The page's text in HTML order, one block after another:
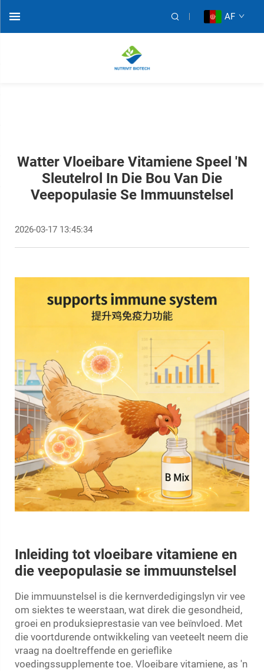
AF
Watter Vloeibare Vitamiene Speel 'n
Sleutelrol In Die Bou Van Die
Veepopulasie Se Immuunstelsel
2026-03-17 13:45:34
Inleiding tot vloeibare vitamiene en
die veepopulasie se immuunstelsel
Die immuunstelsel is die kernverdedigingslyn vir vee
om siektes te weerstaan, wat direk die gesondheid,
groei en produksieprestasie van vee beïnvloed. Met
die voortdurende ontwikkeling van veeteelt neem die
vraag na doeltreffende en gerieflike
voedingssupplemente toe. Vloeibare vitamiene, as 'n